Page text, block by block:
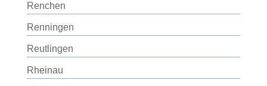
Renchen
Renningen
Reutlingen
Rheinau